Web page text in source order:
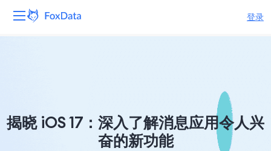
登录
解决方案
揭晓 iOS 17：深入了解消息应用令人兴
奋的新功能